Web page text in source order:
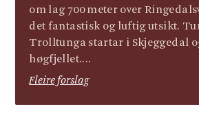
om lag 700 meter over
det fantastisk og luftig utsikt.
Trolltunga startar i Skjeggedal
høgfjellet....
Fleire forslag